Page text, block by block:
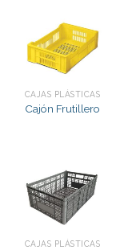
CAJAS PLÁSTICAS
Cajón Frutillero
CAJAS PLÁSTICAS